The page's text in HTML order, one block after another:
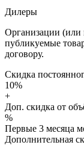
Дилеры
Организации (или
публикуемые
договору.
Скидка
10%
+
Доп. скидка от
%
Первые 3 месяца
Дополнительная